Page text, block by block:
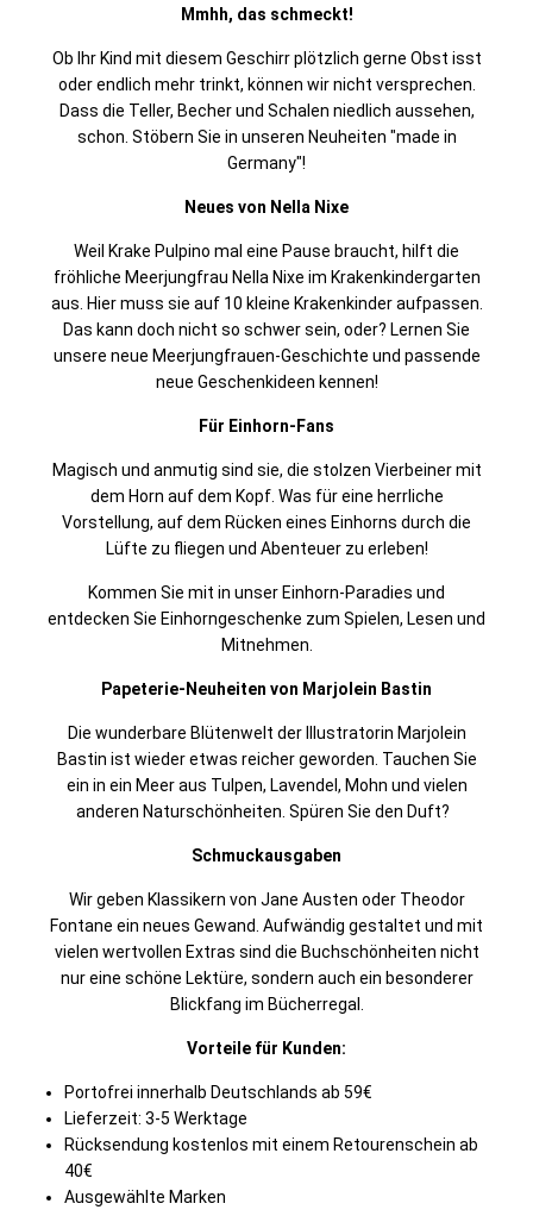
Mmhh, das schmeckt!
Ob Ihr Kind mit diesem Geschirr plötzlich gerne Obst isst
oder endlich mehr trinkt, können wir nicht versprechen.
Dass die Teller, Becher und Schalen niedlich aussehen,
schon. Stöbern Sie in unseren Neuheiten "made in
Germany"!
Neues von Nella Nixe
Weil Krake Pulpino mal eine Pause braucht, hilft die
fröhliche Meerjungfrau Nella Nixe im Krakenkindergarten
aus. Hier muss sie auf 10 kleine Krakenkinder aufpassen.
Das kann doch nicht so schwer sein, oder? Lernen Sie
unsere neue Meerjungfrauen-Geschichte und passende
neue Geschenkideen kennen!
Für Einhorn-Fans
Magisch und anmutig sind sie, die stolzen Vierbeiner mit
dem Horn auf dem Kopf. Was für eine herrliche
Vorstellung, auf dem Rücken eines Einhorns durch die
Lüfte zu fliegen und Abenteuer zu erleben!
Kommen Sie mit in unser Einhorn-Paradies und
entdecken Sie Einhorngeschenke zum Spielen, Lesen und
Mitnehmen.
Papeterie-Neuheiten von Marjolein Bastin
Die wunderbare Blütenwelt der Illustratorin Marjolein
Bastin ist wieder etwas reicher geworden. Tauchen Sie
ein in ein Meer aus Tulpen, Lavendel, Mohn und vielen
anderen Naturschönheiten. Spüren Sie den Duft?
Schmuckausgaben
Wir geben Klassikern von Jane Austen oder Theodor
Fontane ein neues Gewand. Aufwändig gestaltet und mit
vielen wertvollen Extras sind die Buchschönheiten nicht
nur eine schöne Lektüre, sondern auch ein besonderer
Blickfang im Bücherregal.
Vorteile für Kunden:
Portofrei innerhalb Deutschlands ab 59€
Lieferzeit: 3-5 Werktage
Rücksendung kostenlos mit einem Retourenschein ab
40€
Ausgewählte Marken